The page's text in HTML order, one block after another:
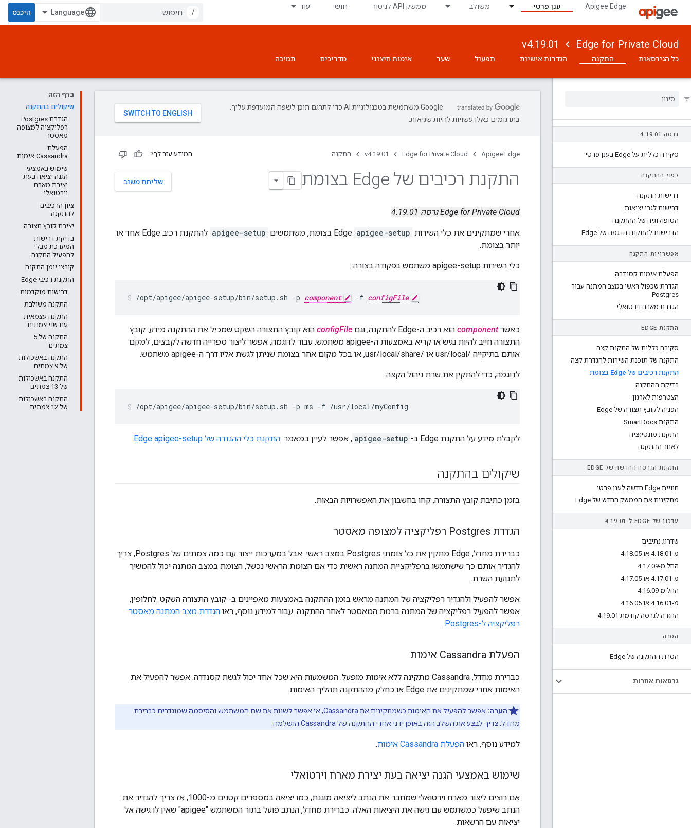
Apigee Edge ענן פרטי משולב ממשק API לניטור חוש עוד
/ היכנס
Edge for Private Cloud
v4.19.01
כל הגירסאות התקנה הגדרות אישיות תפעול שער אימות חיצוני מדריכים תמיכה
גרסה 4 .19.01
סקירה כללית על Edge בענן פרטי
לפני ההתקנה
דרישות התקנה
דרישות לגבי יציאות
הטופולוגיה של ההתקנה
הדרישות להתקנת הדגמה של Edge
אפשרויות התקנה
הפעלת אימות קסנדרה
הגדרת שכפול ראשי במצב המתנה עבור
Postgres
הגדרת מארח וירטואלי
התקנת EDGE
סקירה כללית של התקנת קצה
התקנה של תוכנת השירות להגדרת קצה
התקנת רכיבים של Edge בצומת
בדיקת ההתקנה
הצטרפות לארגון
הפניה לקובץ תצורה של Edge
התקנת Smart Docs
התקנת מונטיזציה
לאחר ההתקנה
התקנת הגרסה החדשה של EDGE
חוויית Edge חדשה לענן פרטי
מתקינים את הממשק החדש של Edge
עדכון של EDGE ל-4 .19.01
שדרוג נתיבים
מ-4
.18.01 או 4 .18.05
החל מ-4
.17.09
מ-4
.17.01 או 4 .17.05
החל מ-4
.16.09
מ-4
.16.01 או 4 .16.05
החזרה לגרסה קודמת 4
.19.01
הסרה
הסרת ההתקנה של Edge
גרסאות אחרות
בדף הזה
שיקולים בהתקנה
הגדרת Postgres
רפליקציה למצופה
מאסטר
הפעלת
Cassandra אימות
שימוש באמצעי
הגנה יציאה בעת
יצירת מארח
וירטואלי
ציון הרכיבים
להתקנה
יצירת קובץ תצורה
בדיקת דרישות
המערכת מבלי
להפעיל התקנה
קובצי יומן התקנה
התקנת רכיבי Edge
דרישות מוקדמות
התקנה משולבת
התקנה עצמאית
עם שני צמתים
התקנה של 5
צמתים
התקנה באשכולות
של 9 צמתים
התקנה באשכולות
של 13 צמתים
התקנה באשכולות
של 12 צמתים
‫Google משתמשת בטכנולוגיית AI כדי לתרגם תוכן לשפה המועדפת עליך.
בתרגומים כאלו עשויות להיות שגיאות.
Apigee Edge
Edge for Private Cloud
v4.19.01 התקנה המידע עזר לך?
שליחת משוב התקנת רכיבים של Edge בצומת
Edge for Private Cloud גרסה 4.19.01
אחרי שמתקינים את כלי השירות apigee-setup
apigee-setup
להתקנת רכיב Edge אחד או
יותר בצומת.
כלי השירות apigee-setup משתמש בפקודה בצורה:
/opt/apigee/apigee-setup/bin/setup.sh -p component -f configFile
כאשרcomponent הוא רכיב ה-Edge להתקנה, וגם configFile הוא קובץ התצורה השקט שמכיל את ההתקנה מידע. קובץ
התצורה חייב להיות נגיש או קריא באמצעות ה-apigee משתמש. עבור לדוגמה, אפשר ליצור ספרייה חדשה לקבצים, למקם
אותם בתיקייה /usr/local או /usr/local/share, או בכל מקום אחר בצומת שניתן לגשת אליו דרך ה-apigee משתמש.
לדוגמה, כדי להתקין את שרת ניהול הקצה:
/opt/apigee/apigee-setup/bin/setup.sh -p ms -f /usr/local/myConfig
לקבלת מידע על התקנת Edge ב- apigee-setup , אפשר לעיין במאמר: התקנת כלי ההגדרה של Edge apigee-setup .
שיקולים בהתקנה
בזמן כתיבת קובץ התצורה, קחו בחשבון את האפשרויות הבאות.
הגדרת Postgres רפליקציה למצופה מאסטר
כברירת מחדל, Edge מתקין את כל צומתי Postgres במצב ראשי. אבל במערכות ייצור עם כמה צמתים של Postgres, צריך
להגדיר אותם כך שישתמשו ברפליקציית המתנה ראשית כדי אם הצומת הראשי נכשל, הצומת במצב המתנה יכול להמשיך
לתנועת השרת.
אפשר להפעיל ולהגדיר רפליקציה של המתנה מראש בזמן ההתקנה באמצעות מאפיינים ב- קובץ התצורה השקט. לחלופין,
אפשר להפעיל רפליקציה של המתנה ברמת המאסטר לאחר ההתקנה. עבור למידע נוסף, ראו הגדרת מצב המתנה מאסטר
רפליקציה ל-Postgres
.
הפעלת Cassandra אימות
כברירת מחדל, Cassandra מתקינה ללא אימות מופעל. המשמעות היא שכל אחד יכול לגשת קסנדרה. אפשר להפעיל את
האימות אחרי שמתקינים את Edge או כחלק מההתקנה תהליך האימות.
הערה:
אפשר להפעיל את האימות כשמתקינים את Cassandra, אי אפשר לשנות את שם המשתמש והסיסמה שמוגדרים כברירת
מחדל. צריך לבצע את השלב הזה באופן ידני אחרי ההתקנה של Cassandra הושלמה.
למידע נוסף, ראו הפעלת Cassandra אימות .
שימוש באמצעי הגנה יציאה בעת יצירת מארח וירטואלי
אם רוצים ליצור מארח וירטואלי שמחבר את הנתב ליציאה מוגנת, כמו יציאה במספרים קטנים מ-1000, אז צריך להגדיר את
הנתב שיפעל כמשתמש עם גישה את היציאות האלה. כברירת מחדל, הנתב פועל בתור המשתמש "apigee" שאין לו גישה אל
יציאות עם הרשאות.